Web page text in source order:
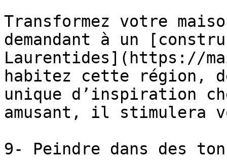
Transformez votre
demandant à un
Laurentides](https://
habitez cette région,
unique d’inspiration
amusant, il
9- Peindre dans des